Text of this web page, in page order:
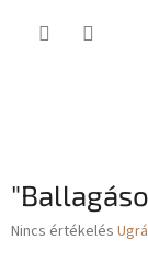
A
Nincs értékelés